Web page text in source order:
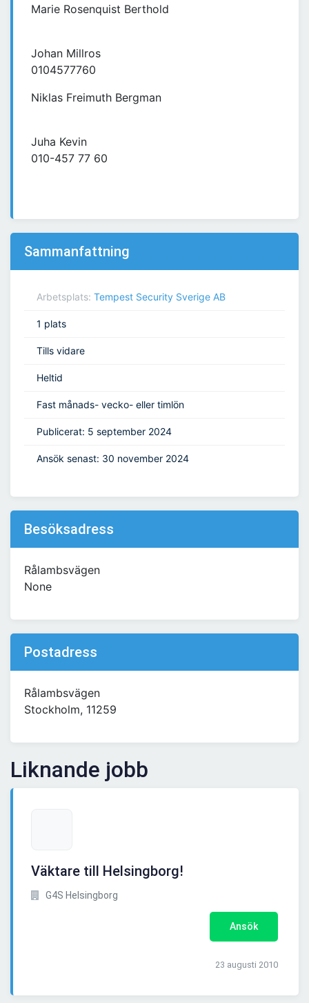
Marie Rosenquist Berthold
Johan Millros
0104577760
Niklas Freimuth Bergman
Juha Kevin
010-457 77 60
Sammanfattning
Arbetsplats: Tempest Security Sverige AB
1 plats
Tills vidare
Heltid
Fast månads- vecko- eller timlön
Publicerat: 5 september 2024
Ansök senast: 30 november 2024
Besöksadress
Rålambsvägen
None
Postadress
Rålambsvägen
Stockholm, 11259
Liknande jobb
Väktare till Helsingborg!
G4S Helsingborg
Ansök
23 augusti 2010